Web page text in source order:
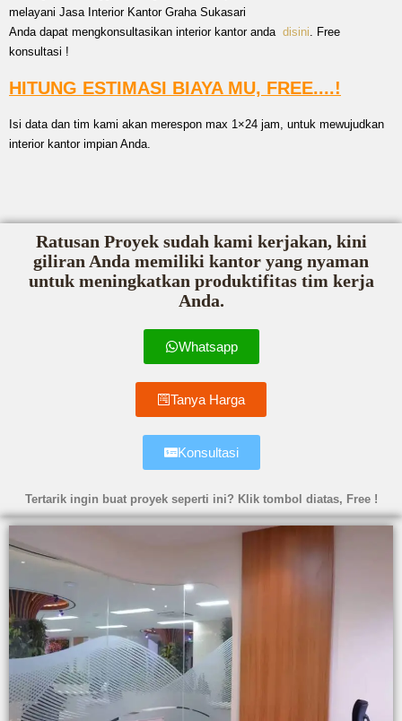
melayani Jasa Interior Kantor Graha Sukasari
Anda dapat mengkonsultasikan interior kantor anda disini. Free
konsultasi !
HITUNG ESTIMASI BIAYA MU, FREE....!
Isi data dan tim kami akan merespon max 1×24 jam, untuk mewujudkan
interior kantor impian Anda.
Ratusan Proyek sudah kami kerjakan, kini
giliran Anda memiliki kantor yang nyaman
untuk meningkatkan produktifitas tim kerja
Anda.
Whatsapp
Tanya Harga
Konsultasi
Tertarik ingin buat proyek seperti ini? Klik tombol diatas, Free !